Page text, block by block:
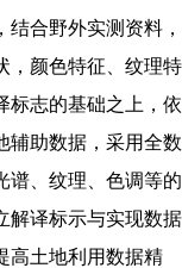
合野外实测资料，
，颜色特征、纹理特
标志的基础之上，依
辅助数据，采用全数
谱、纹理、色调等的
解译标示与实现数据
高土地利用数据精